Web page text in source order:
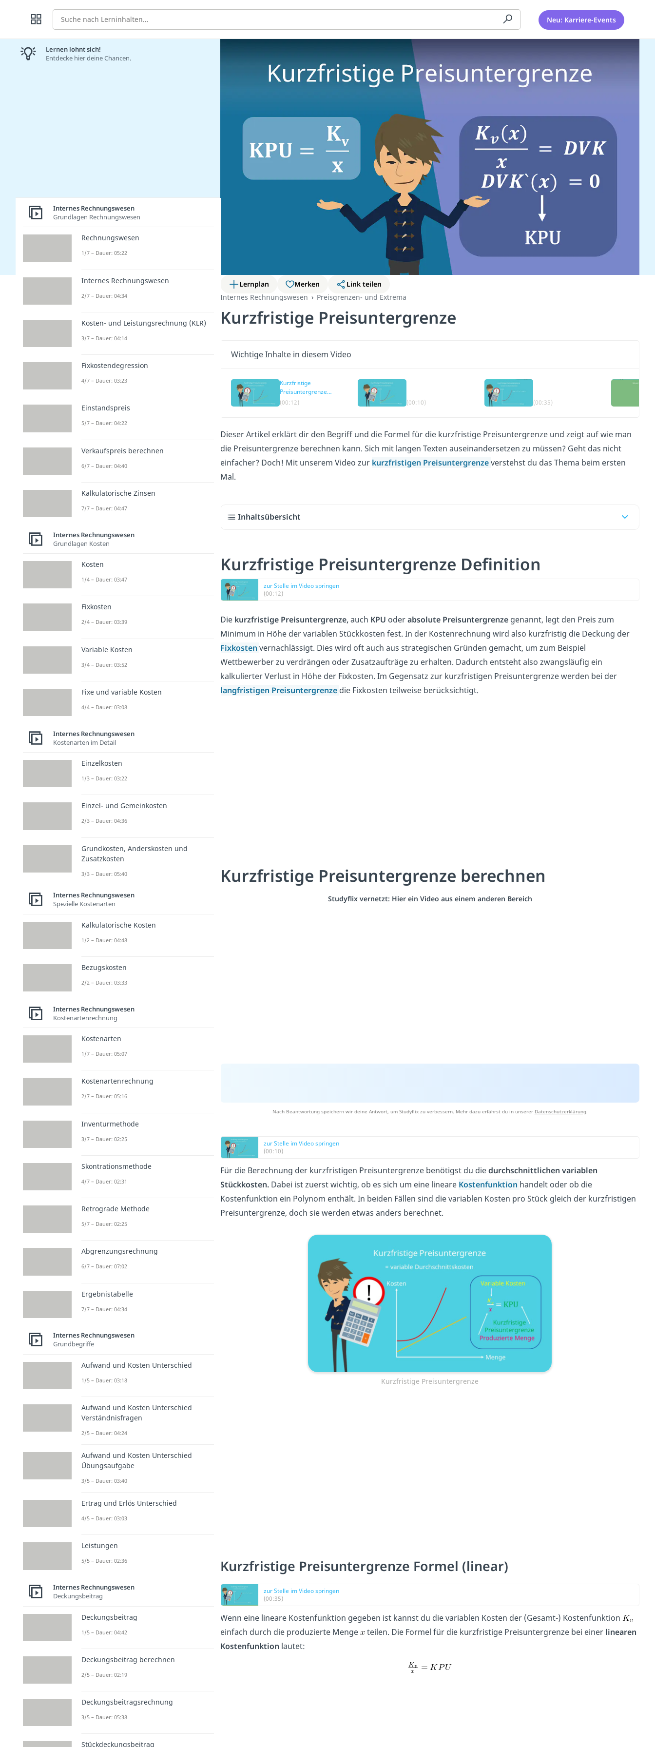
Suche Neu: Karriere-Events
Lernplan Merken
Link teilen
Internes Rechnungswesen
Preisgrenzen- und Extrema
Kurzfristige Preisuntergrenze
Wichtige Inhalte in diesem Video
Kurzfristige
Preisuntergrenze
Definition
(00:12) (00:10) (00:35)
Dieser Artikel erklärt dir den Begriff und die Formel für die kurzfristige Preisuntergrenze und zeigt auf wie man
die Preisuntergrenze berechnen kann. Sich mit langen Texten auseinandersetzen zu müssen? Geht das nicht
einfacher? Doch! Mit unserem Video zur kurzfristigen Preisuntergrenzeverstehst du das Thema beim ersten
Mal.
Inhaltsübersicht
Kurzfristige Preisuntergrenze Definition
zur Stelle im Video springen
(00:12)
Die kurzfristige Preisuntergrenze,auch KPU oderabsolute Preisuntergrenze genannt, legt den Preis zum
Minimum in Höhe der variablen Stückkosten fest. In der Kostenrechnung wird also kurzfristig die Deckung der
Fixkosten vernachlässigt. Dies wird oft auch aus strategischen Gründen gemacht, um zum Beispiel
Wettbewerber zu verdrängen oder Zusatzaufträge zu erhalten. Dadurch entsteht also zwangsläufig ein
kalkulierter Verlust in Höhe der Fixkosten. Im Gegensatz zur kurzfristigen Preisuntergrenze werden bei der
langfristigen Preisuntergrenze die Fixkosten teilweise berücksichtigt.
Kurzfristige Preisuntergrenze berechnen
Studyflix vernetzt: Hier ein Video aus einem anderen Bereich
Nach Beantwortung speichern wir deine Antwort, um Studyflix zu verbessern. Mehr dazu erfährst du in unserer Datenschutzerklärung.
zur Stelle im Video springen
(00:10)
Für die Berechnung der kurzfristigen Preisuntergrenze benötigst du diedurchschnittlichen variablen
Stückkosten. Dabei ist zuerst wichtig, ob es sich um eine lineare Kostenfunktion handelt oder ob die
Kostenfunktion ein Polynom enthält. In beiden Fällen sind die variablen Kosten pro Stück gleich der kurzfristigen
Preisuntergrenze, doch sie werden etwas anders berechnet.
Kurzfristige Preisuntergrenze
Kurzfristige Preisuntergrenze Formel (linear)
zur Stelle im Video springen
(00:35)
Wenn eine lineare Kostenfunktion gegeben ist kannst du die variablen Kosten der (Gesamt-) Kostenfunktion
einfach durch die produzierte Menge
teilen. Die Formel für die kurzfristige Preisuntergrenze bei einer linearen
Kostenfunktion lautet:
Lernen lohnt sich!
Entdecke hier deine Chancen.
Internes Rechnungswesen
Grundlagen Rechnungswesen
Rechnungswesen
1/7 – Dauer: 05:22
Internes Rechnungswesen
2/7 – Dauer: 04:34
Kosten- und Leistungsrechnung (KLR)
3/7 – Dauer: 04:14
Fixkostendegression
4/7 – Dauer: 03:23
Einstandspreis
5/7 – Dauer: 04:22
Verkaufspreis berechnen
6/7 – Dauer: 04:40
Kalkulatorische Zinsen
7/7 – Dauer: 04:47
Internes Rechnungswesen
Grundlagen Kosten
Kosten
1/4 – Dauer: 03:47
Fixkosten
2/4 – Dauer: 03:39
Variable Kosten
3/4 – Dauer: 03:52
Fixe und variable Kosten
4/4 – Dauer: 03:08
Internes Rechnungswesen
Kostenarten im Detail
Einzelkosten
1/3 – Dauer: 03:22
Einzel- und Gemeinkosten
2/3 – Dauer: 04:36
Grundkosten, Anderskosten und
Zusatzkosten
3/3 – Dauer: 05:40
Internes Rechnungswesen
Spezielle Kostenarten
Kalkulatorische Kosten
1/2 – Dauer: 04:48
Bezugskosten
2/2 – Dauer: 03:33
Internes Rechnungswesen
Kostenartenrechnung
Kostenarten
1/7 – Dauer: 05:07
Kostenartenrechnung
2/7 – Dauer: 05:16
Inventurmethode
3/7 – Dauer: 02:25
Skontrationsmethode
4/7 – Dauer: 02:31
Retrograde Methode
5/7 – Dauer: 02:25
Abgrenzungsrechnung
6/7 – Dauer: 07:02
Ergebnistabelle
7/7 – Dauer: 04:34
Internes Rechnungswesen
Grundbegriffe
Aufwand und Kosten Unterschied
1/5 – Dauer: 03:18
Aufwand und Kosten Unterschied
Verständnisfragen
2/5 – Dauer: 04:24
Aufwand und Kosten Unterschied
Übungsaufgabe
3/5 – Dauer: 03:40
Ertrag und Erlös Unterschied
4/5 – Dauer: 03:03
Leistungen
5/5 – Dauer: 02:36
Internes Rechnungswesen
Deckungsbeitrag
Deckungsbeitrag
1/5 – Dauer: 04:42
Deckungsbeitrag berechnen
2/5 – Dauer: 02:19
Deckungsbeitragsrechnung
3/5 – Dauer: 05:38
Stückdeckungsbeitrag